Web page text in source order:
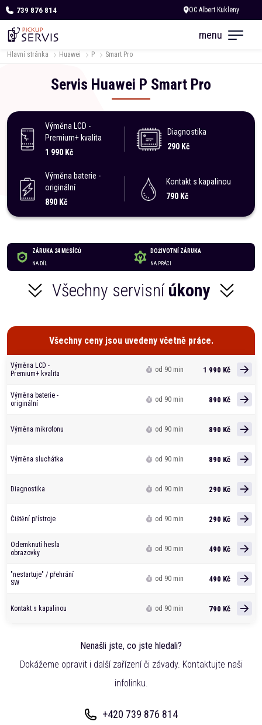
739 876 814
Zítra otevřeno od 10:00
menu
Hlavní stránka Huawei P Smart Pro
Servis Huawei P Smart Pro
Diagnostika
290 Kč
Výměna baterie -
originální
890 Kč
Kontakt s kapalinou
790 Kč
Výměna LCD -
Premium+ kvalita
1 990 Kč
ZÁRUKA 24 MĚSÍCŮ
NA DÍL
DOŽIVOTNÍ ZÁRUKA
NA PRÁCI
Všechny servisní úkony
Všechny ceny jsou uvedeny včetně práce.
Výměna LCD -
Premium+ kvalita
od 90 min 1 990 Kč
Výměna baterie -
originální
od 90 min 890 Kč
Výměna mikrofonu od 90 min 890 Kč
Výměna sluchátka od 90 min 890 Kč
Diagnostika od 90 min 290 Kč
Čištění přístroje od 90 min 290 Kč
Odemknutí hesla
obrazovky
od 90 min 490 Kč
"nestartuje" / přehrání
SW
od 90 min 490 Kč
Kontakt s kapalinou od 90 min 790 Kč
Nenašli jste, co jste hledali?
Dokážeme opravit i další zařízení či závady. Kontaktujte naši
infolinku.
+420 739 876 814